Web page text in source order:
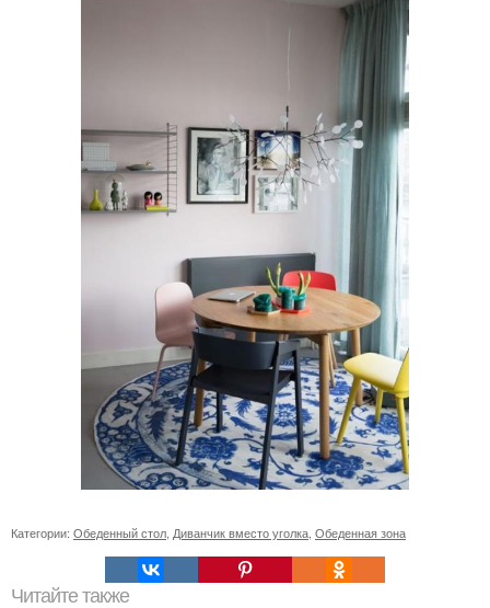
Категории: Обеденный стол Диванчик вместо уголка Обеденная зона
Читайте также